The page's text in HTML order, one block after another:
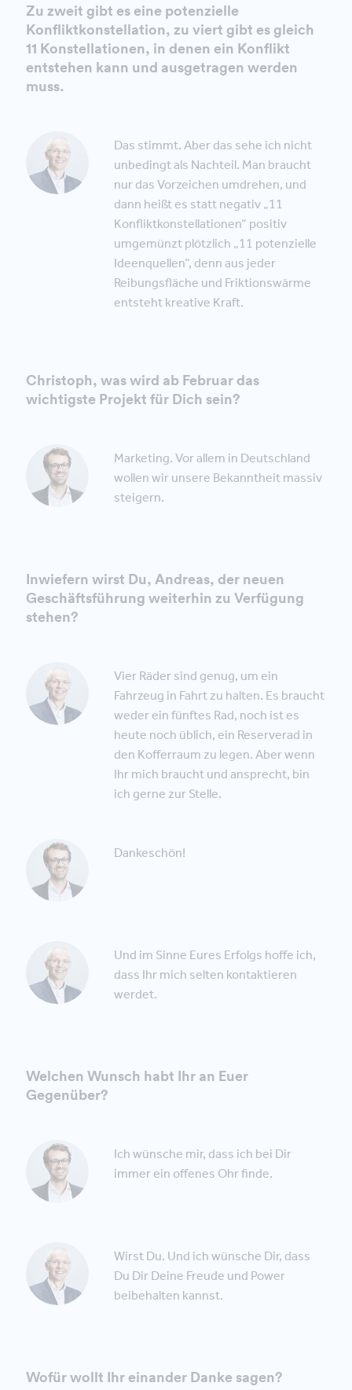
Zu zweit gibt es eine potenzielle
Konfliktkonstellation, zu viert gibt es gleich
11 Konstellationen, in denen ein Konflikt
entstehen kann und ausgetragen werden
muss.
Das stimmt. Aber das sehe ich nicht
unbedingt als Nachteil. Man braucht
nur das Vorzeichen umdrehen, und
dann heißt es statt negativ „11
Konfliktkonstellationen“ positiv
umgemünzt plötzlich „11 potenzielle
Ideenquellen“, denn aus jeder
Reibungsfläche und Friktionswärme
entsteht kreative Kraft.
Christoph, was wird ab Februar das
wichtigste Projekt für Dich sein?
Marketing. Vor allem in Deutschland
wollen wir unsere Bekanntheit massiv
steigern.
Inwiefern wirst Du, Andreas, der neuen
Geschäftsführung weiterhin zu Verfügung
stehen?
Vier Räder sind genug, um ein
Fahrzeug in Fahrt zu halten. Es braucht
weder ein fünftes Rad, noch ist es
heute noch üblich, ein Reserverad in
den Kofferraum zu legen. Aber wenn
Ihr mich braucht und ansprecht, bin
ich gerne zur Stelle.
Dankeschön!
Und im Sinne Eures Erfolgs hoffe ich,
dass Ihr mich selten kontaktieren
werdet.
Welchen Wunsch habt Ihr an Euer
Gegenüber?
Ich wünsche mir, dass ich bei Dir
immer ein offenes Ohr finde.
Wirst Du. Und ich wünsche Dir, dass
Du Dir Deine Freude und Power
beibehalten kannst.
Wofür wollt Ihr einander Danke sagen?